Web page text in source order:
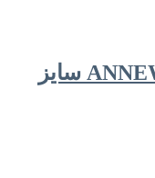
فن 7 پره تابلویی ANNEWELL سایز